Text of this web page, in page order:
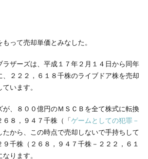
もって売却単価とみなした。
ラザーズは、平成１７年２月１４日から同年
、２２２，６１８千株のライブドア株を売却
います。
が、８００億円のＭＳＣＢを全て株式に転換
６８，９４７千株（「ゲームとしての犯罪－
たから、この時点で売却しないで手持ちして
千株（２６８，９４７千株－２２２，６１
ります。